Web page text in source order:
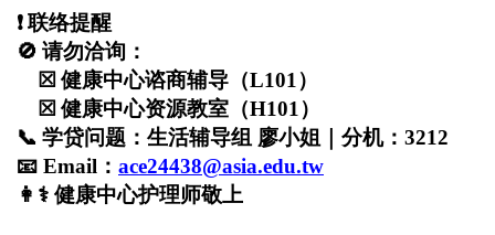
❗联络提醒
🚫 请勿洽询：
☒ 健康中心谘商辅导（L101）
☒ 健康中心资源教室（H101）
📞 学贷问题：生活辅导组 廖小姐｜分机：3212
📧 Email ： ace24438@asia.edu.tw
👩 ⚕ 健康中心护理师敬上